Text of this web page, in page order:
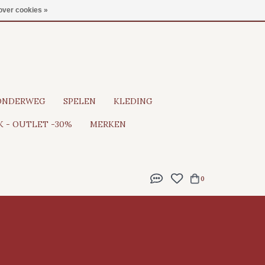
SPELEN KLEDING
- OUTLET -30% MERKEN
0
cookies »